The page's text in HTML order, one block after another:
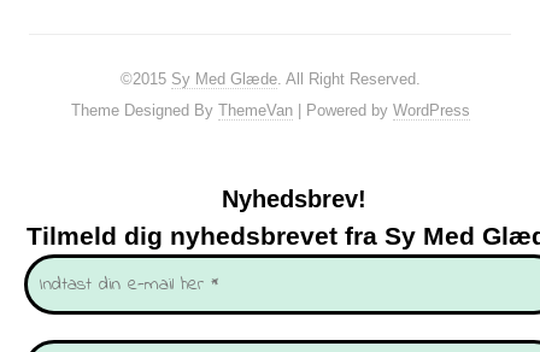
©2015 Sy Med Glæde. All Right Reserved.
Theme Designed By ThemeVan| Powered by WordPress
Nyhedsbrev!
Tilmeld dig nyhedsbrevet fra Sy Med